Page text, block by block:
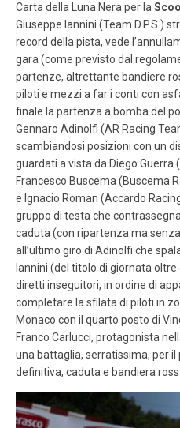
Carta della Luna Nera per la
Giuseppe Iannini (Team D.P.S.)
record della pista, vede
gara (come previsto dal
partenze, altrettante bandiere
piloti e mezzi a far i conti con
finale la partenza a bomba del
Gennaro Adinolfi (AR Racing
scambiandosi posizioni con un
guardati a vista da Diego Guerra
Francesco Buscema (Buscema
e Ignacio Roman (Accardo
gruppo di testa che
caduta (con ripartenza ma
all’ultimo giro di Adinolfi che
Iannini (del titolo di giornata
diretti inseguitori, in ordine di
completare la sfilata di piloti in
Monaco con il quarto posto di
Franco Carlucci, protagonista
una battaglia, serratissima, per
definitiva, caduta e bandiera